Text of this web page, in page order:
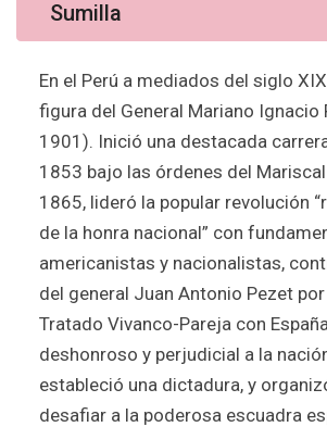
Sumilla
En el Perú a mediados del siglo
figura del General Mariano Ignacio
1901). Inició una destacada
1853 bajo las órdenes del Mariscal
1865, lideró la popular revolución
de la honra nacional” con
americanistas y nacionalistas,
del general Juan Antonio Pezet
Tratado Vivanco-Pareja con
deshonroso y perjudicial a la
estableció una dictadura, y
desafiar a la poderosa escuadra